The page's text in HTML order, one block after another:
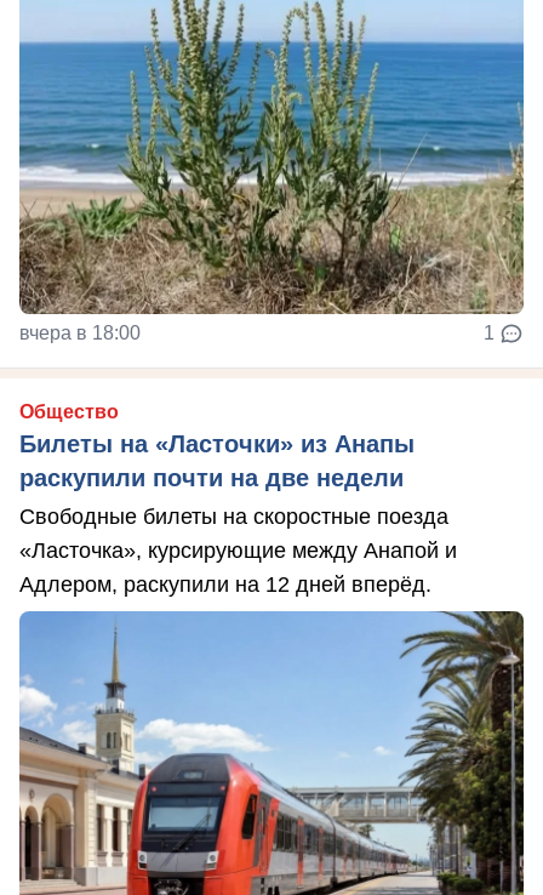
вчера в 18:00 1
Общество
Билеты на «Ласточки» из Анапы
раскупили почти на две недели
Свободные билеты на скоростные поезда
«Ласточка», курсирующие между Анапой и
Адлером, раскупили на 12 дней вперёд.